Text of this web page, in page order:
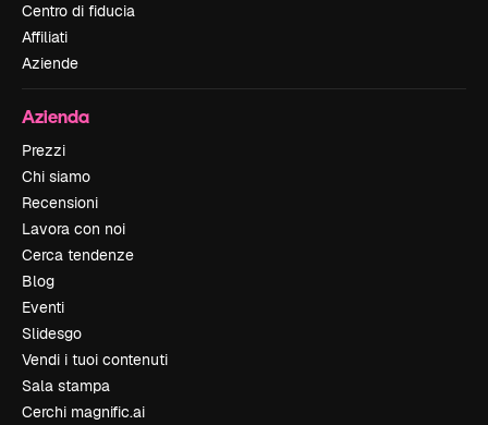
Centro di fiducia
Affiliati
Aziende
Azienda
Prezzi
Chi siamo
Recensioni
Lavora con noi
Cerca tendenze
Blog
Eventi
Slidesgo
Vendi i tuoi contenuti
Sala stampa
Cerchi magnific.ai